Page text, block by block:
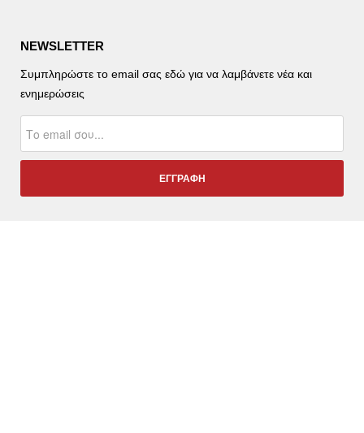
NEWSLETTER
Συμπληρώστε το email σας εδώ για να λαμβάνετε νέα και
ενημερώσεις